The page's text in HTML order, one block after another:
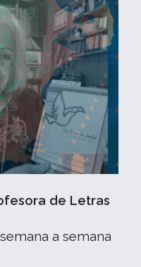
de Letras
a semana